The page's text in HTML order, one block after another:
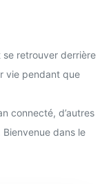
se retrouver derrière
vie pendant que
connecté, d’autres
dans le